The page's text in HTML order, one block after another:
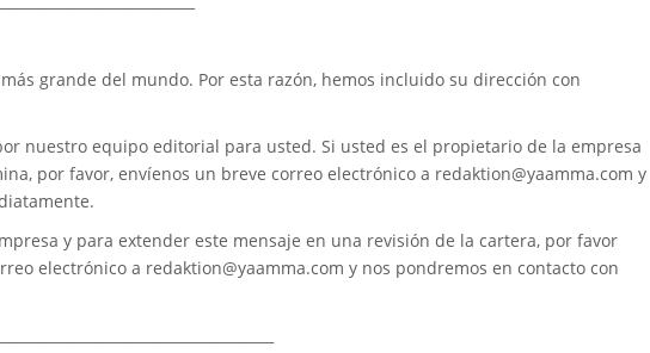
grande del mundo. Por esta razón, hemos incluido su dirección con
nuestro equipo editorial para usted. Si usted es el propietario de la empresa
por favor, envíenos un breve correo electrónico a redaktion@yaamma.com y
y para extender este mensaje en una revisión de la cartera, por favor
electrónico a redaktion@yaamma.com y nos pondremos en contacto con